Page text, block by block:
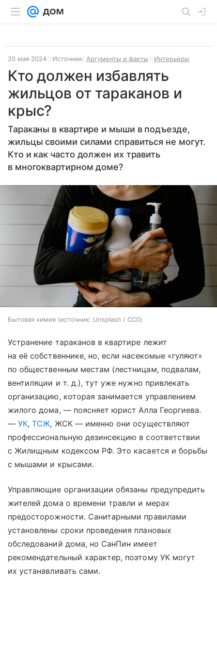
20 мая 2024 Источник: Аргументы и факты Интерьеры
Кто должен избавлять
жильцов от тараканов и
крыс?
Тараканы в квартире и мыши в подъезде,
жильцы своими силами справиться не могут.
Кто и как часто должен их травить
в многоквартирном доме?
Бытовая химия источник: Unsplash / CC0
Устранение тараканов в квартире лежит
на её собст­веннике, но, если насекомые «гуляют»
по общественным местам (лестницам, подвалам,
вентиляции и т. д.), тут уже нужно привлекать
организацию, которая занимается управлением
жилого дома, — поясняет юрист Алла Георгиева.
—УК,ТСЖ, ЖСК — именно они осуществляют
профессиональную дезинсекцию в соответствии
с Жилищным кодексом РФ. Это касается и борьбы
с мышами и крысами.
Управляющие организации обязаны предупредить
жителей дома о времени травли и мерах
предосторожности. Санитарными правилами
установлены сроки проведения плановых
обследований дома, но ­СанПин имеет
рекомендательный характер, поэтому УК могут
их устанавливать сами.